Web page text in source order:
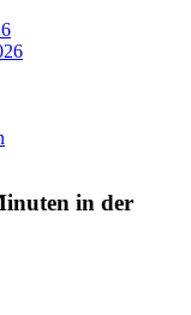
in der